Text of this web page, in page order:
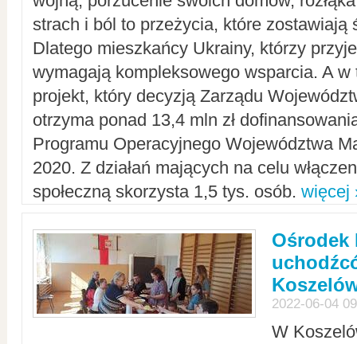
strach i ból to przeżycia, które zostawiają
Dlatego mieszkańcy Ukrainy, którzy
wymagają kompleksowego wsparcia. A w
projekt, który decyzją Zarządu
otrzyma ponad 13,4 mln zł
Programu Operacyjnego Województwa
2020. Z działań mających na celu
społeczną skorzysta 1,5 tys. osób. więcej
Ośrodek
2022-06-04
W